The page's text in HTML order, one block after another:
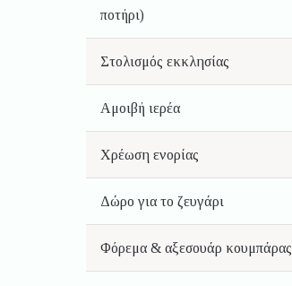
ποτήρι)
Στολισμός εκκλησίας
Αμοιβή ιερέα
Χρέωση ενορίας
Δώρο για το ζευγάρι
Φόρεμα & αξεσουάρ κουμπάρας